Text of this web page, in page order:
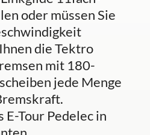
oder müssen Sie
die Tektro
mit 180-
jede Menge
E-Tour Pedelec in